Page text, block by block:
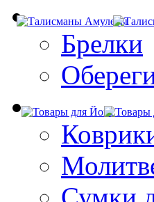
Брелки